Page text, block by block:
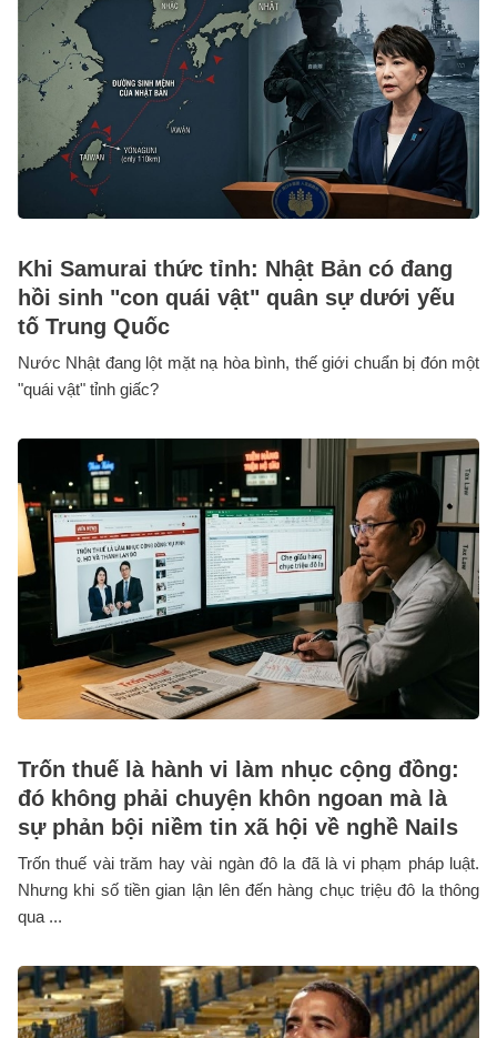
Khi Samurai thức tỉnh: Nhật Bản có đang
hồi sinh "con quái vật" quân sự dưới yếu
tố Trung Quốc
Nước Nhật đang lột mặt nạ hòa bình, thế giới chuẩn bị đón một
"quái vật" tỉnh giấc?
Trốn thuế là hành vi làm nhục cộng đồng:
đó không phải chuyện khôn ngoan mà là
sự phản bội niềm tin xã hội về nghề Nails
Trốn thuế vài trăm hay vài ngàn đô la đã là vi phạm pháp luật.
Nhưng khi số tiền gian lận lên đến hàng chục triệu đô la thông
qua ...